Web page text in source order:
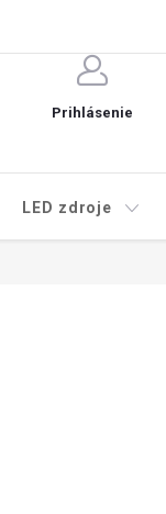
Prihlásenie
LED zdroje